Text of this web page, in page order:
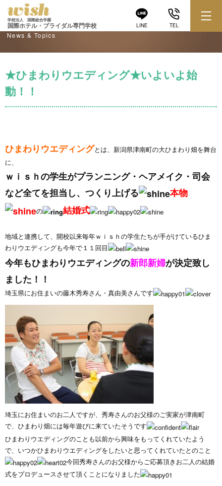
LINE TEL
学校法人 国際総合学園
国際ホテル・ブライダル専門学校
学校からのお知らせ
News & Topics
★ひまわりウエディング★いよいよ始
動！！
ひまわりウエディングとは、新潟県津南町の大ひまわり畑を舞台
に、
ｗｉｓｈの学生がプランニング・ヘアメイク・司会
など全てを担当し、つくり上げる
本物
の 結婚式
地域と連携して、開校以来毎年ｗｉｓｈの学生たちが手がけているひま
わりウエディングも今年で１１回目
今年もひまわりウエディングの新郎新婦が決定致し
ました！！
埼玉県にお住まいの藤木秀寿さん・真由美さんです
埼玉にお住まいのお二人ですが、秀寿さんのお父様のご実家が津南町
で、ひまわり畑には毎年遊びに来ていたそうです
ひまわりウエディングのことも以前から興味をもってくれていたよう
で、いつかひまわりウエディングをしたいと思ってくれていたとのこと
今回秀寿さんのお父様からご応募頂きお二人の結婚
式をプロデュースさせて頂くことになりました